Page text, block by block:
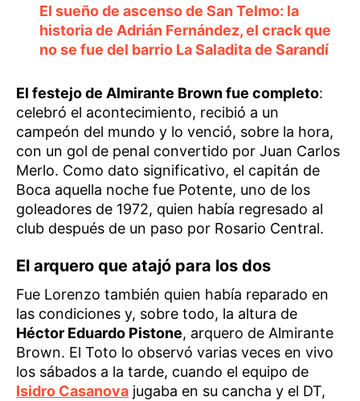
El sueño de ascenso de San Telmo: la
historia de Adrián Fernández, el crack que
no se fue del barrio La Saladita de Sarandí
El festejo de Almirante Brown fue completo:
celebró el acontecimiento, recibió a un
campeón del mundo y lo venció, sobre la hora,
con un gol de penal convertido por Juan Carlos
Merlo. Como dato significativo, el capitán de
Boca aquella noche fue Potente, uno de los
goleadores de 1972, quien había regresado al
club después de un paso por Rosario Central.
El arquero que atajó para los dos
Fue Lorenzo también quien había reparado en
las condiciones y, sobre todo, la altura de
Héctor Eduardo Pistone, arquero de Almirante
Brown. El Toto lo observó varias veces en vivo
los sábados a la tarde, cuando el equipo de
Isidro Casanova jugaba en su cancha y el DT,